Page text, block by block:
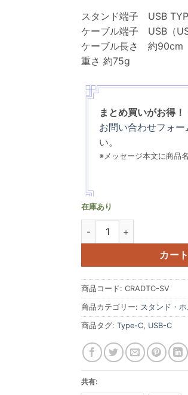
スタンド端子 USB
ケーブル端子 USB（
ケーブル長さ 約90cm
重さ 約75g
まとめ買いがお得！
お問い合わせフォー
い。
※メッセージ本文に商品
在庫あり
スマートフォンスタンド
カー
商品コード: CRADTC-SV
商品カテゴリー: スタンド・
商品タグ: Type-C, USB-C
共有: